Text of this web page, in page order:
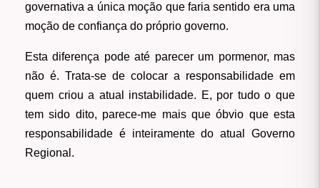
governativa a única moção que faria sentido era uma
moção de confiança do próprio governo.
Esta diferença pode até parecer um pormenor, mas
não é. Trata-se de colocar a responsabilidade em
quem criou a atual instabilidade. E, por tudo o que
tem sido dito, parece-me mais que óbvio que esta
responsabilidade é inteiramente do atual Governo
Regional.